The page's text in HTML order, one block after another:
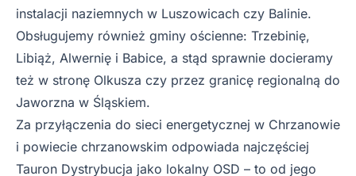
instalacji naziemnych w Luszowicach czy Balinie.
Obsługujemy również gminy ościenne: Trzebinię,
Libiąż, Alwernię i Babice, a stąd sprawnie docieramy
też w stronę Olkusza czy przez granicę regionalną do
Jaworzna w Śląskiem.
Za przyłączenia do sieci energetycznej w Chrzanowie
i powiecie chrzanowskim odpowiada najczęściej
Tauron Dystrybucja jako lokalny OSD – to od jego